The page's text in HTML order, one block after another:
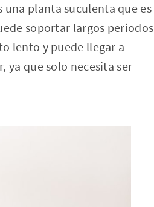
planta suculenta que es
soportar largos periodos
lento y puede llegar a
ya que solo necesita ser